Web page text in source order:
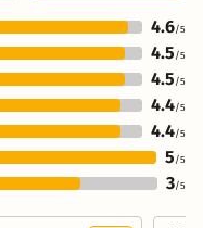
4.6/5
4.5 /5
4.5 /5
4.4/5
4.4/5
5 /5
3/5